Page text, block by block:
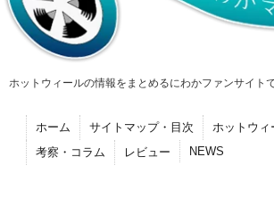
ホットウィールの情報をまとめるにわかファンサイトで
ホーム サイトマップ・目次
ホットウィ
考察・コラム
レビュー NEWS